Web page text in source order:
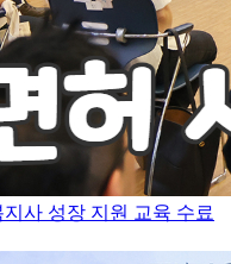
사 성장 지원 교육 수료